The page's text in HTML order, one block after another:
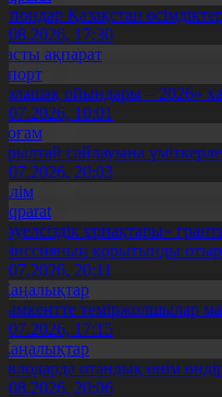
Қазақстан
17:30
ақпарат
ойындары – 2026»
10:01
сайлауына
20:03
ұрпақтары»
қорытынды
20:11
теміржолшылар
17:15
отандық өнім
20:06